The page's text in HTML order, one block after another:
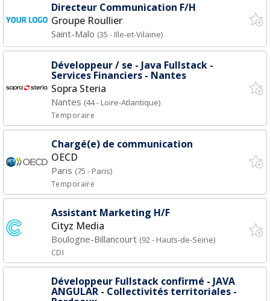
Directeur Communication F/H
Groupe Roullier
Saint-Malo (35 - Ille-et-Vilaine)
Développeur / se - Java Fullstack -
Services Financiers - Nantes
Sopra Steria
Nantes (44 - Loire-Atlantique)
Temporaire
Chargé(e) de communication
OECD
Paris (75 - Paris)
Temporaire
Assistant Marketing H/F
Cityz Media
Boulogne-Billancourt (92 - Hauts-de-Seine)
CDI
Développeur Fullstack confirmé - JAVA
ANGULAR - Collectivités territoriales -